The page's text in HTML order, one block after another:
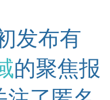
发布有
的聚焦报